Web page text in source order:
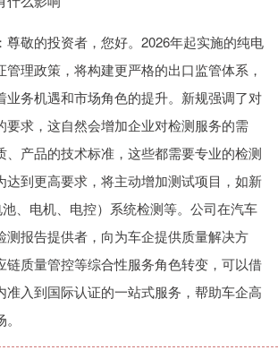
敬的投资者，您好。2026年起实施的纯电
理政策，将构建更严格的出口监管体系，
业务机遇和市场角色的提升。新规强调了对
要求，这自然会增加企业对检测服务的需
、产品的技术标准，这些都需要专业的检测
达到更高要求，将主动增加测试项目，如新
池、电机、电控）系统检测等。公司在汽车
测报告提供者，向为车企提供质量解决方
链质量管控等综合性服务角色转变，可以借
准入到国际认证的一站式服务，帮助车企高